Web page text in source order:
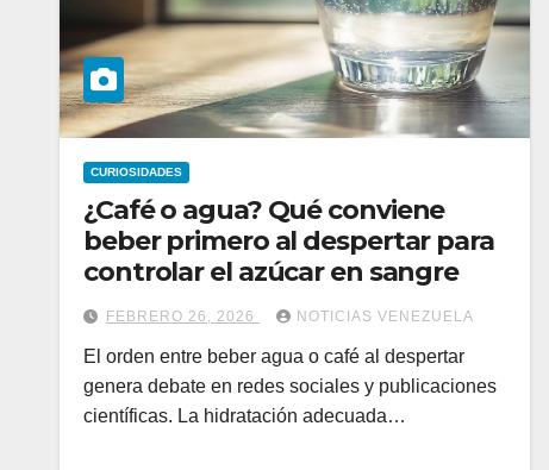
CURIOSIDADES
¿Café o agua? Qué conviene
beber primero al despertar para
controlar el azúcar en sangre
FEBRERO 26, 2026 NOTICIAS VENEZUELA
El orden entre beber agua o café al despertar
genera debate en redes sociales y publicaciones
científicas. La hidratación adecuada…